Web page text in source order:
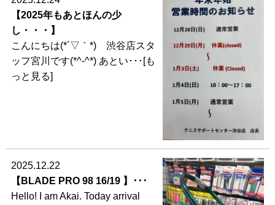
【2025年もあとほんの少
し・・・】
こんにちは(*´▽｀*) 渋谷店スタ
ッフ宮川です(*^-^*) あとい･･･[も
っと見る]
2025.12.22
【BLADE PRO 98 16/19 】･･･
Hello! I am Akai. Today arrival